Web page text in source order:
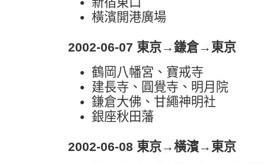
橫濱開港廣場
2002-06-07 東京→鎌倉→東京
鶴岡八幡宮、寶戒寺
建長寺、圓覺寺、明月院
鎌倉大佛、甘繩神明社
銀座秋田藩
2002-06-08 東京→橫濱→東京